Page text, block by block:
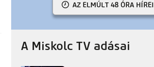
AZ ELMÚLT 48 ÓRA HÍREI
A Miskolc TV adásai